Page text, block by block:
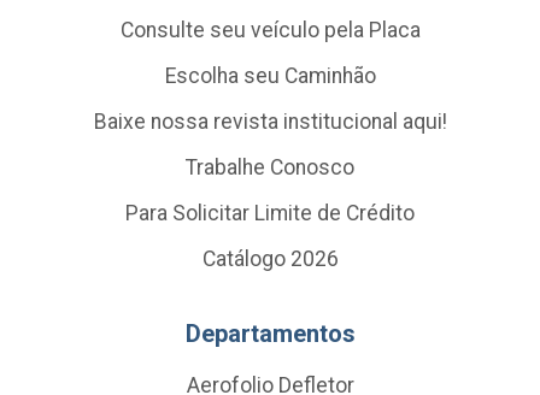
Consulte seu veículo pela Placa
Escolha seu Caminhão
Baixe nossa revista institucional aqui!
Trabalhe Conosco
Para Solicitar Limite de Crédito
Catálogo 2026
Departamentos
Aerofolio Defletor